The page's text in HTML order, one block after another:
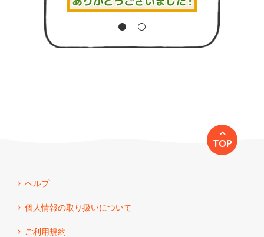
TOP
ヘルプ
個人情報の取り扱いについて
ご利用規約